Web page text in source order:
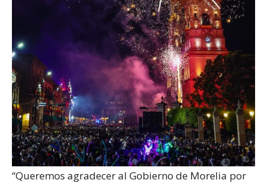
“Queremos agradecer al Gobierno de Morelia por